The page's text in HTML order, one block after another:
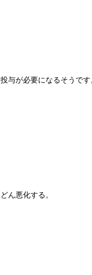
与が必要になるそうです
ん悪化する。